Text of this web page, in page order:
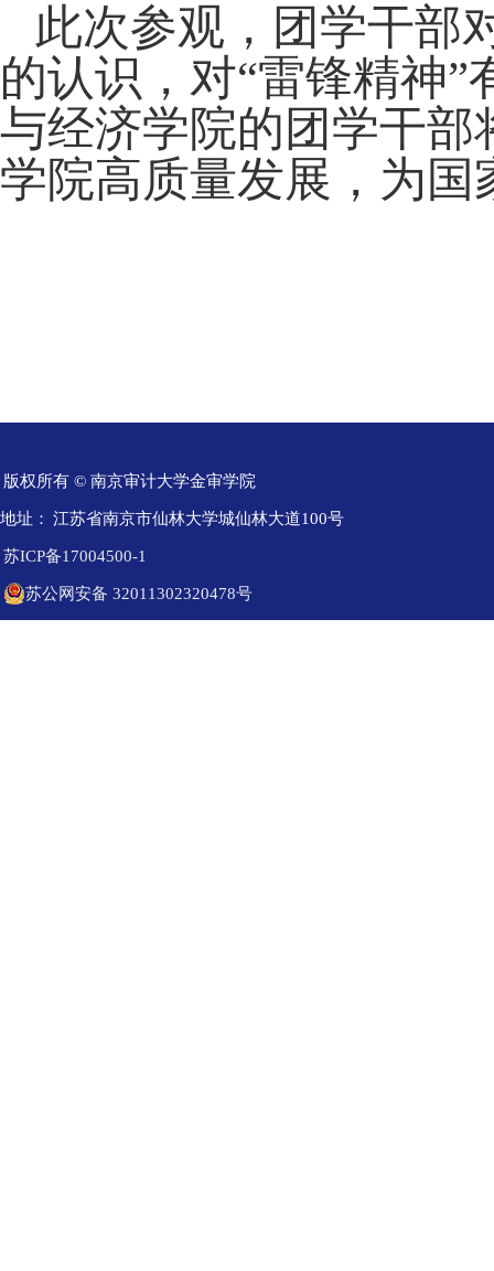
此次参观，团学干部
的认识，对“雷锋精神
与经济学院的团学干
学院高质量发展，为
版权所有 © 南京审计大学金审学院
地址： 江苏省南京市仙林大学城仙林大道100号
苏ICP备17004500-1
苏公网安备 32011302320478号